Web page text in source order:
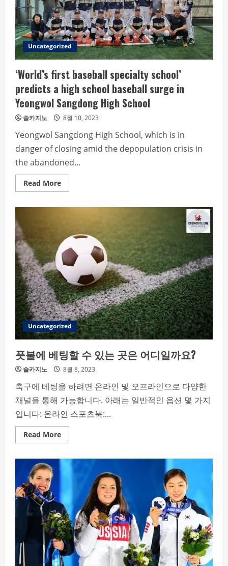
Tottenham’s
record-
breaking
‘gambling’
stigma
Uncategorized
‘World’s first baseball specialty school’
predicts a high school baseball surge in
Yeongwol Sangdong High School
솔카지노 8월 10, 2023
Yeongwol Sangdong High School, which is in
danger of closing amid the depopulation crisis in
the abandoned...
Read MoreRead
more
school’
predicts
a
high
school
baseball
surge
in
Yeongwol
Sangdong
High
School
Uncategorized
풋볼에 베팅할 수 있는 곳은 어디일까요?
솔카지노 8월 8, 2023
축구에 베팅을 하려면 온라인 및 오프라인으로 다양한
채널을 통해 가능합니다. 아래는 일반적인 옵션 몇 가지
입니다: 온라인 스포츠북:...
Read MoreRead
more
볼
베
있
는
곳
은
어
디
일
까
요?